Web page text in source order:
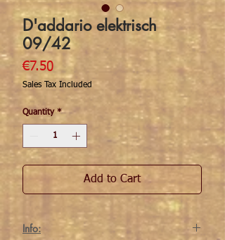
D'addario elektrisch
09/42
€7.50Price
Sales Tax Included
Quantity *
Add to Cart
Info: